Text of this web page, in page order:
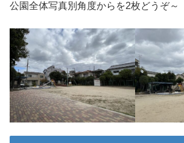
公園全体写真別角度からを2枚どうぞ～